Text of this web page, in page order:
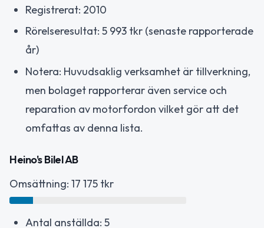
Registrerat: 2010
Rörelseresultat: 5 993 tkr (senaste rapporterade
år)
Notera: Huvudsaklig verksamhet är tillverkning,
men bolaget rapporterar även service och
reparation av motorfordon vilket gör att det
omfattas av denna lista.
Heino's Bilel AB
Omsättning: 17 175 tkr
Antal anställda: 5